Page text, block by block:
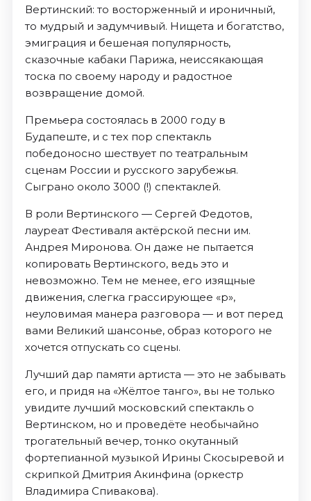
Вертинский: то восторженный и ироничный,
то мудрый и задумчивый. Нищета и богатство,
эмиграция и бешеная популярность,
сказочные кабаки Парижа, неиссякающая
тоска по своему народу и радостное
возвращение домой.
Премьера состоялась в 2000 году в
Будапеште, и с тех пор спектакль
победоносно шествует по театральным
сценам России и русского зарубежья.
Сыграно около 3000 (!) спектаклей.
В роли Вертинского — Сергей Федотов,
лауреат Фестиваля актёрской песни им.
Андрея Миронова. Он даже не пытается
копировать Вертинского, ведь это и
невозможно. Тем не менее, его изящные
движения, слегка грассирующее «р»,
неуловимая манера разговора — и вот перед
вами Великий шансонье, образ которого не
хочется отпускать со сцены.
Лучший дар памяти артиста — это не забывать
его, и придя на «Жёлтое танго», вы не только
увидите лучший московский спектакль о
Вертинском, но и проведёте необычайно
трогательный вечер, тонко окутанный
фортепианной музыкой Ирины Скосыревой и
скрипкой Дмитрия Акинфина (оркестр
Владимира Спивакова).